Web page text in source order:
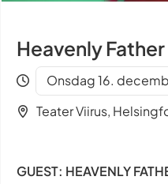
Heavenly Father
Onsdag 16.
Teater Viirus,
GUEST: HEAVENLY